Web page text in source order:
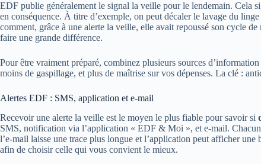
EDF publie généralement le signal la veille pour le lendemain. Cela
en conséquence. À titre d’exemple, on peut décaler le lavage du
comment, grâce à une alerte la veille, elle avait repoussé son cycle
faire une grande différence.
Pour être vraiment préparé, combinez plusieurs sources
moins de gaspillage, et plus de maîtrise sur vos dépenses. La clé :
Alertes EDF : SMS, application et e‑mail
Recevoir une alerte la veille est le moyen le plus fiable pour savoir si
SMS, notification via l’application « EDF & Moi », et e‑mail.
l’e‑mail laisse une trace plus longue et l’application peut afficher
afin de choisir celle qui vous convient le mieux.